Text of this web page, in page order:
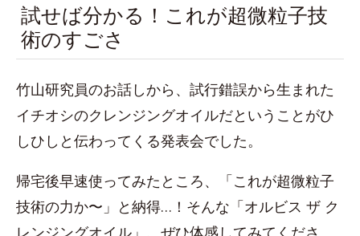
試せば分かる！これが超微粒子技
術のすごさ
竹山研究員のお話しから、試行錯誤から生まれた
イチオシのクレンジングオイルだということがひ
しひしと伝わってくる発表会でした。
帰宅後早速使ってみたところ、「これが超微粒子
技術の力か〜」と納得…！そんな「オルビス ザ ク
レンジングオイル」、ぜひ体感してみてくださ